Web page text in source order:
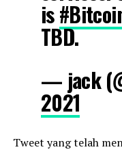
is
TBD.
— jack
2021
Tweet yang telah